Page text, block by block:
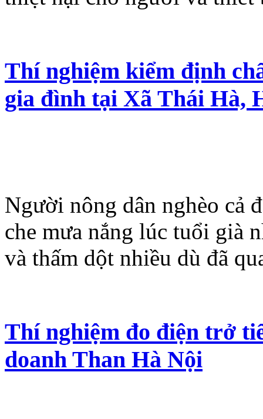
Thí nghiệm kiểm định
gia đình tại Xã Thái Hà,
Người nông dân nghèo cả
che mưa nắng lúc tuổi già
và thấm dột nhiều dù đã
Thí nghiệm đo điện trở
doanh Than Hà Nội